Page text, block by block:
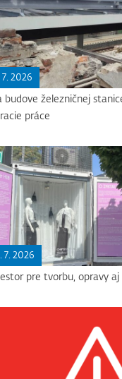
7. 2026
budove železničnej
práce
7. 2026
pre tvorbu, opravy